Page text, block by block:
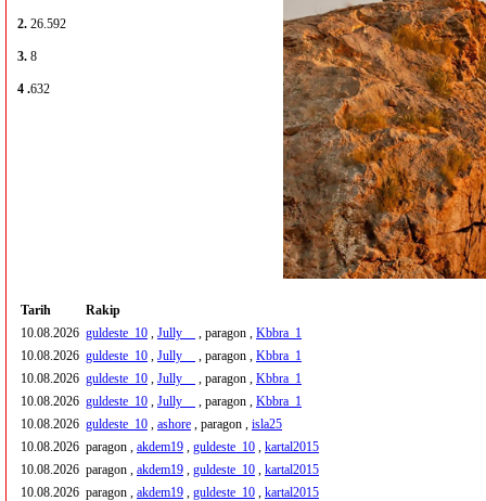
2. 26.592
3. 8
4 .632
Tarih
Rakip
10.08.2026 guldeste_10 , Jully__ , paragon , Kbbra_1
10.08.2026 guldeste_10 , Jully__ , paragon , Kbbra_1
10.08.2026 guldeste_10 , Jully__ , paragon , Kbbra_1
10.08.2026 guldeste_10 , Jully__ , paragon , Kbbra_1
10.08.2026 guldeste_10 , ashore , paragon , isla25
10.08.2026 paragon , akdem19 , guldeste_10 , kartal2015
10.08.2026 paragon , akdem19 , guldeste_10 , kartal2015
10.08.2026 paragon , akdem19 , guldeste_10 , kartal2015